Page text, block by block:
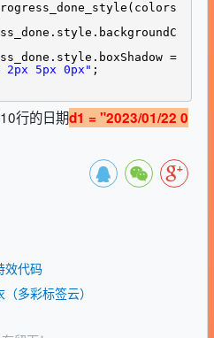
=
2px 5px 0px" ;
行的日期d1 = "2023/01/22 0
效代码
多彩标签云）